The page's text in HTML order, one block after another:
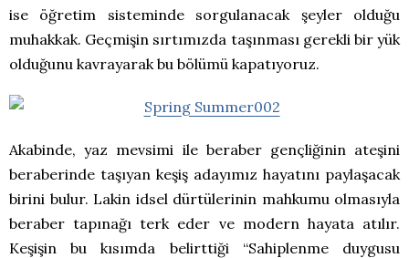
ise öğretim sisteminde sorgulanacak şeyler olduğu
muhakkak. Geçmişin sırtımızda taşınması gerekli bir yük
olduğunu kavrayarak bu bölümü kapatıyoruz.
Akabinde, yaz mevsimi ile beraber gençliğinin ateşini
beraberinde taşıyan keşiş adayımız hayatını paylaşacak
birini bulur. Lakin idsel dürtülerinin mahkumu olmasıyla
beraber tapınağı terk eder ve modern hayata atılır.
Keşişin bu kısımda belirttiği “Sahiplenme duygusu